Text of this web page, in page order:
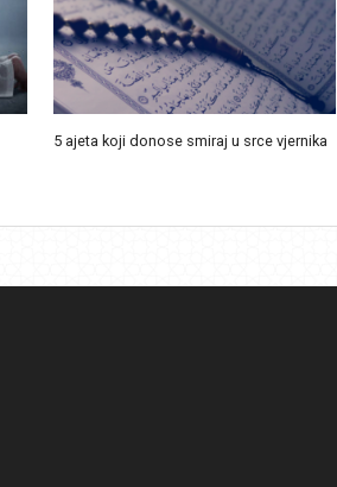
5 ajeta koji donose smiraj u srce vjernika